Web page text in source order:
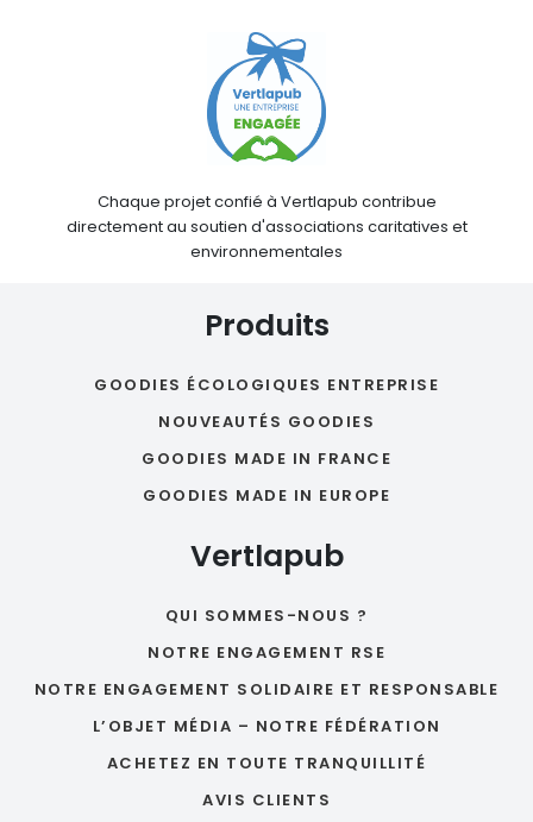
Chaque projet confié à Vertlapub contribue
directement au soutien d'associations caritatives et
environnementales
Produits
GOODIES ÉCOLOGIQUES ENTREPRISE
NOUVEAUTÉS GOODIES
GOODIES MADE IN FRANCE
GOODIES MADE IN EUROPE
Vertlapub
QUI SOMMES-NOUS ?
NOTRE ENGAGEMENT RSE
NOTRE ENGAGEMENT SOLIDAIRE ET RESPONSABLE
L’OBJET MÉDIA – NOTRE FÉDÉRATION
ACHETEZ EN TOUTE TRANQUILLITÉ
AVIS CLIENTS